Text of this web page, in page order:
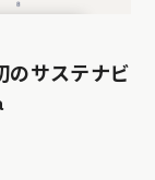
のサステナビ